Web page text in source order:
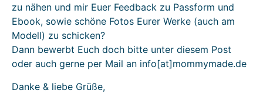
zu nähen und mir Euer Feedback zu Passform und
Ebook, sowie schöne Fotos Eurer Werke (auch am
Modell) zu schicken?
Dann bewerbt Euch doch bitte unter diesem Post
oder auch gerne per Mail an info[at]mommymade.de
Danke & liebe Grüße,